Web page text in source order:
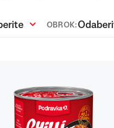
OBROK: